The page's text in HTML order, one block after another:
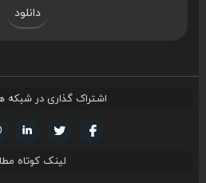
دانلود
اشتراک گذاری در شبکه
لینک کوتاه